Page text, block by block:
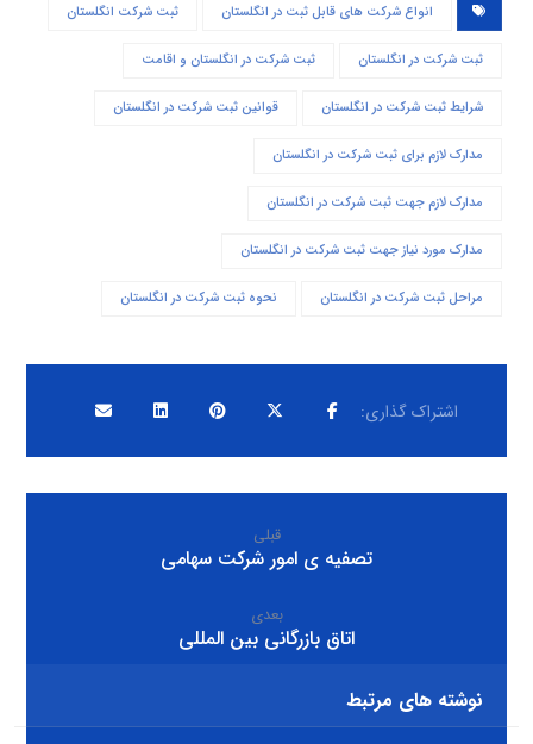
انواع شرکت های قابل ثبت در انگلستان ثبت شرکت انگلستان
ثبت شرکت در انگلستان ثبت شرکت در انگلستان و اقامت
شرایط ثبت شرکت در انگلستان قوانین ثبت شرکت در انگلستان
مدارک لازم برای ثبت شرکت در انگلستان
مدارک لازم جهت ثبت شرکت در انگلستان
مدارک مورد نیاز جهت ثبت شرکت در انگلستان
مراحل ثبت شرکت در انگلستان نحوه ثبت شرکت در انگلستان
قبلی
تصفیه ی امور شرکت سهامی
بعدی
اتاق بازرگانی بین المللی
نوشته های مرتبط